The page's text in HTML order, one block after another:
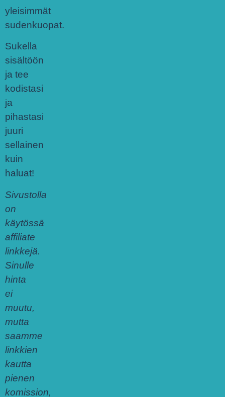
yleisimmät
sudenkuopat.
Sukella
sisältöön
ja tee
kodistasi
ja
pihastasi
juuri
sellainen
kuin
haluat!
Sivustolla
on
käytössä
affiliate
linkkejä.
Sinulle
hinta
ei
muutu,
mutta
saamme
linkkien
kautta
pienen
komission,